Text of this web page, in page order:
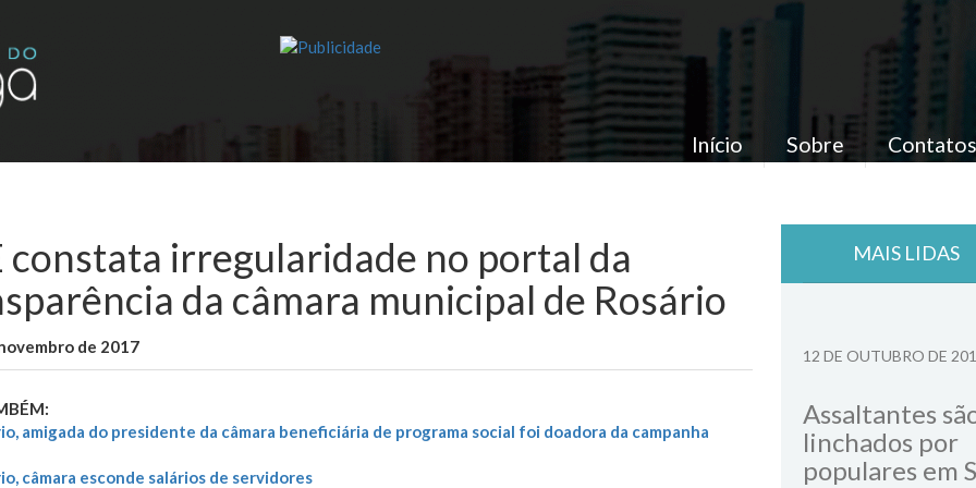
Início Sobre Contatos
constata irregularidade no portal da
da câmara municipal de Rosário
de 2017
amigada do presidente da câmara beneficiária de programa social foi doadora da campanha
câmara esconde salários de servidores
MAIS LIDAS
12 DE OUTUBRO DE
Assaltantes
linchados por
populares em